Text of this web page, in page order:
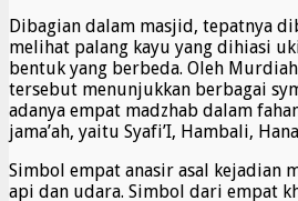
Dibagian dalam masjid, tepatnya
melihat palang kayu yang dihiasi
bentuk yang berbeda. Oleh
tersebut menunjukkan berbagai
adanya empat madzhab dalam
jama’ah, yaitu Syafi’I, Hambali,
Simbol empat anasir asal kejadian
api dan udara. Simbol dari empat